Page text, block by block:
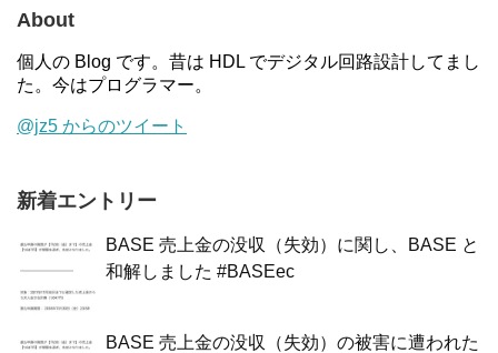
About
個人の Blog です。昔は HDL でデジタル回路設計してまし
た。今はプログラマー。
@jz5 からのツイート
新着エントリー
BASE 売上金の没収（失効）に関し、BASE と
和解しました #BASEec
BASE 売上金の没収（失効）の被害に遭われた